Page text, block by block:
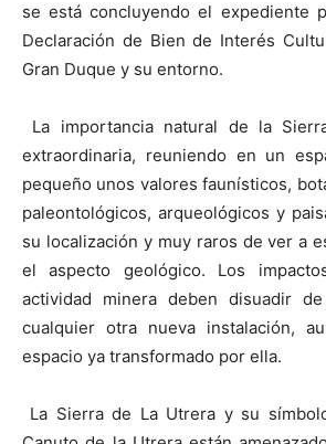
se está concluyendo el expediente
Declaración de Bien de Interés
Gran Duque y su entorno.
La importancia natural de la
extraordinaria, reuniendo en un
pequeño unos valores faunísticos,
paleontológicos, arqueológicos y
su localización y muy raros de ver a
el aspecto geológico. Los
actividad minera deben disuadir
cualquier otra nueva instalación,
espacio ya transformado por ella.
La Sierra de La Utrera y su